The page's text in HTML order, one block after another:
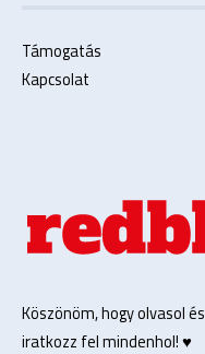
Támogatás
Kapcsolat
Köszönöm, hogy olvasol és
iratkozz fel mindenhol! ♥️